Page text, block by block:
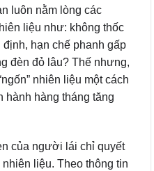
luôn nằm lòng các
liệu như: không thốc
định, hạn chế phanh gấp
đèn đỏ lâu? Thế nhưng,
nhiên liệu một cách
hành hàng tháng tăng
của người lái chỉ quyết
liệu. Theo thông tin